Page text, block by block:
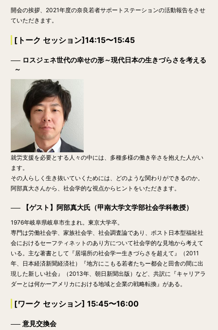
開会の挨拶、2021年度の奈良若者サポートステーションの活動報告をさせ
ていただきます。
[トーク セッション]14:15〜15:45
ロスジェネ世代の幸せの形～現代日本の生きづらさを考える
～
就労支援を必要とする人々の中には、多種多様の働き辛さを抱えた人がい
ます。
その人らしく生き抜いていくためには、どのような関わりができるのか。
阿部真大さんから、社会学的な視点からヒントをいただきます。
【ゲスト】阿部真大氏（甲南大学文学部社会学科教授）
1976年岐阜県岐阜市生まれ。東京大学卒。
専門は労働社会学、家族社会学、社会調査論であり、ポスト日本型福祉社
会におけるセーフティネットのあり方について社会学的な見地から考えて
いる。主な著書として『居場所の社会学ー生きづらさを超えて』（2011
年、日本経済新聞経済社）『地方にこもる若者たちー​​都会と田舎の間に出
現した新しい社会』（2013年、朝日新聞出版）など、共訳に『キャリアラ
ダーとは何かーアメリカにおける地域と企業の戦略転換』がある。
[ワーク セッション] 15:45〜16:00
意見交換会